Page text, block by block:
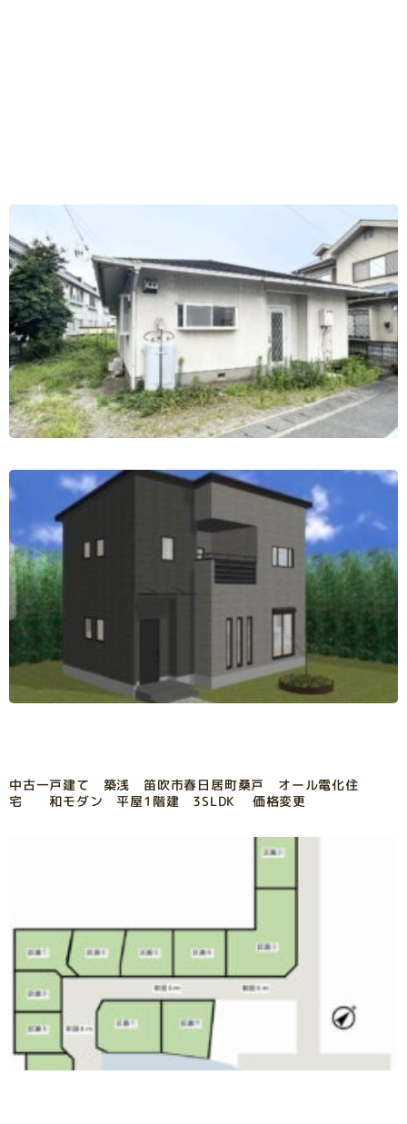
中古一戸建て 築浅 笛吹市春日居町桑戸 オール電化住
宅 和モダン 平屋1階建 3SLDK 価格変更